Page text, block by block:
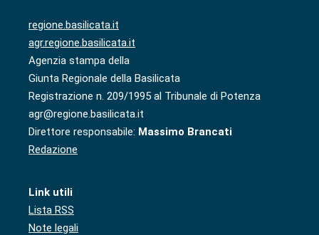
regione.basilicata.it
agr.regione.basilicata.it
Agenzia stampa della
Giunta Regionale della Basilicata
Registrazione n. 209/1995 al Tribunale di Potenza
agr@regione.basilicata.it
Direttore responsabile: Massimo Brancati
Redazione
Link utili
Lista RSS
Note legali